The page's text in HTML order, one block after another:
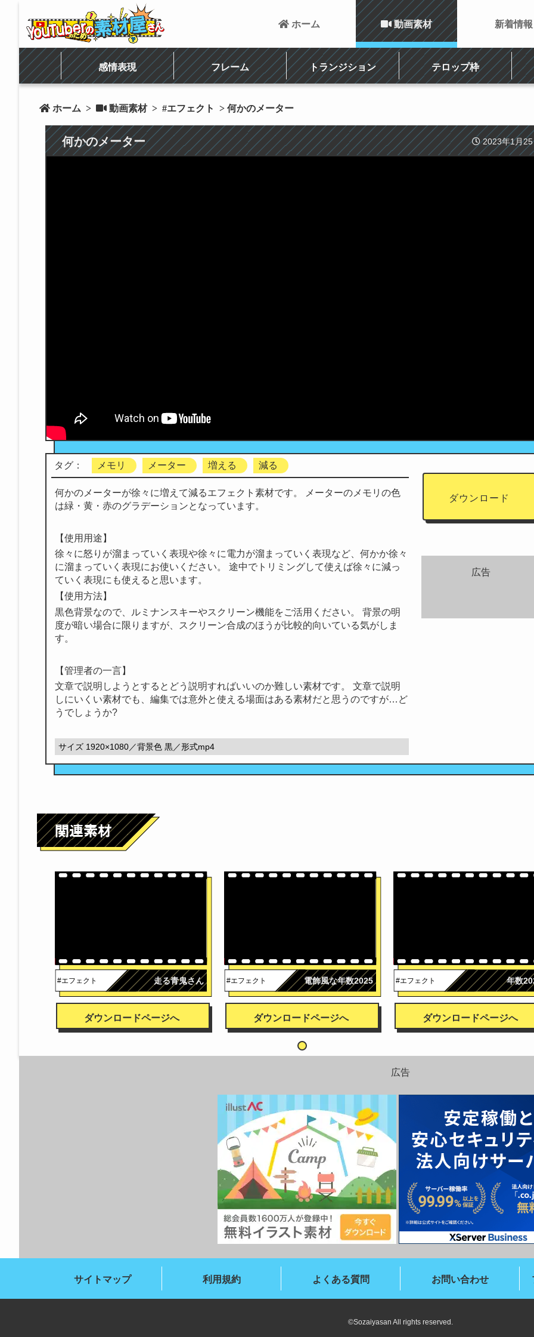
 ホーム  動画素材
感情表現 フレーム トランジション テロップ枠
新着情報
 ホーム >  動画素材 > #エフェクト > 何かのメーター
何かのメーター 2023年1月
タグ： メモリ メーター 増える 減る
ダウンロード
何かのメーターが徐々に増えて減るエフェクト素材です。 メーターのメモリの色
は緑・黄・赤のグラデーションとなっています。
【使用用途】
徐々に怒りが溜まっていく表現や徐々に電力が溜まっていく表現など、何かか徐々
に溜まっていく表現にお使いください。 途中でトリミングして使えば徐々に減っ
ていく表現にも使えると思います。
【使用方法】
黒色背景なので、ルミナンスキーやスクリーン機能をご活用ください。 背景の明
度が暗い場合に限りますが、スクリーン合成のほうが比較的向いている気がしま
す。
【管理者の一言】
文章で説明しようとするとどう説明すればいいのか難しい素材です。 文章で説明
しにいくい素材でも、編集では意外と使える場面はある素材だと思うのですが…ど
うでしょうか?
サイズ 1920×1080／背景色 黒／形式mp4
広告
#エフェクト 走る青鬼さん
ダウンロードページへ
#エフェクト 電飾風な年数2025
ダウンロードページへ
#エフェクト 年数
ダウンロードページへ
広告
サイトマップ 利用規約 よくある質問 お問い合わせ
©Sozaiyasan All rights reserved.